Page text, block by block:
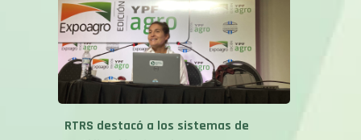
RTRS destacó a los sistemas de